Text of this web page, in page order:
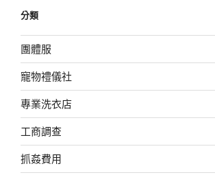
分類
團體服
寵物禮儀社
專業洗衣店
工商調查
抓姦費用